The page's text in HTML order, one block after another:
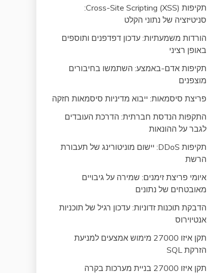
תקיפות Cross-Site Scripting (XSS):
סניטיזציה של נתוני הקלט
הורדות משמעתיות: עדכון דפדפנים ותוספים
באופן רציני
תקיפות אדם-באמצע: השתמשו בחיבורים
מוצפנים
פריצת סיסמאות: ייבוא מדיניות סיסמאות חזקה
התקפות הנדסת חברתית: הדרכת העובדים
לגבר על ההונאות
תקיפות DDoS: יישום מוניטורינג של תעבורת
הרשת
איומי פריצת זימנים: שמירה על גיבויים
מאובטחים של נתונים
הדבקת תוכנות זדוניות: עדכון רגיל של תוכניות
אנטיוירוס
תקן איזו 27000 מימוש אמצעים למניעת
הזרקת SQL
תקן איזו 27000 בניית מערכות בקרה